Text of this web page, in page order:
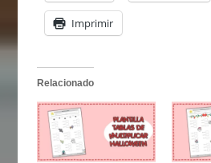
Imprimir
Relacionado